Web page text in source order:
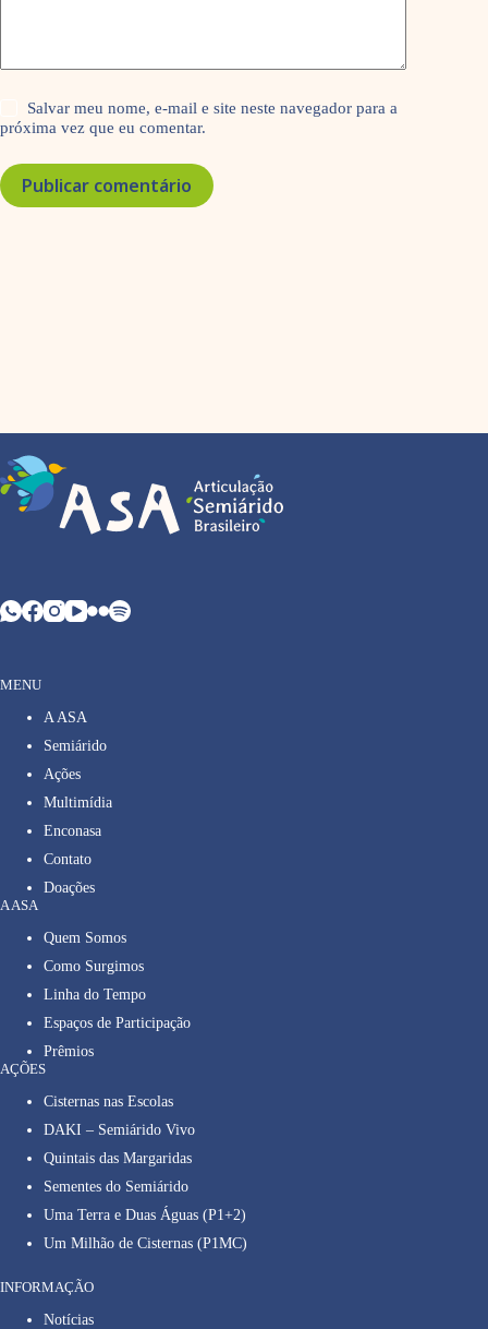
Salvar meu nome, e-mail e site neste navegador para a
próxima vez que eu comentar.
Publicar comentário
MENU
A ASA
Semiárido
Ações
Multimídia
Enconasa
Contato
Doações
A ASA
Quem Somos
Como Surgimos
Linha do Tempo
Espaços de Participação
Prêmios
AÇÕES
Cisternas nas Escolas
DAKI – Semiárido Vivo
Quintais das Margaridas
Sementes do Semiárido
Uma Terra e Duas Águas (P1+2)
Um Milhão de Cisternas (P1MC)
INFORMAÇÃO
Notícias